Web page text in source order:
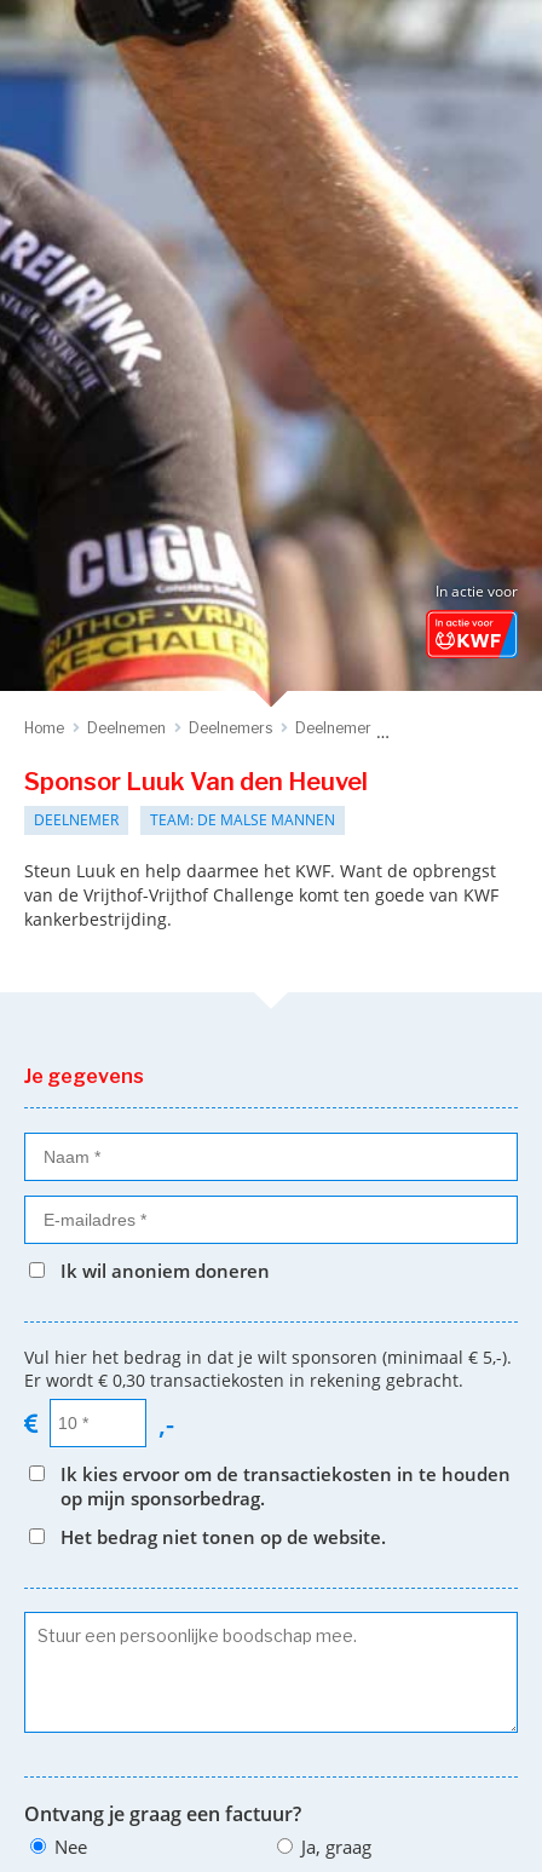
In actie voor
Home Deelnemen Deelnemers Deelnemer
Sponsor Luuk Van den Heuvel
DEELNEMER TEAM: DE MALSE MANNEN
Steun Luuk en help daarmee het KWF. Want de opbrengst
van de Vrijthof-Vrijthof Challenge komt ten goede van KWF
kankerbestrijding.
Je gegevens
Ik wil anoniem doneren
Vul hier het bedrag in dat je wilt sponsoren (minimaal € 5,-).
Er wordt € 0,30 transactiekosten in rekening gebracht.
,-
Ik kies ervoor om de transactiekosten in te houden
op mijn sponsorbedrag.
Het bedrag niet tonen op de website.
Ontvang je graag een factuur?
Nee Ja, graag